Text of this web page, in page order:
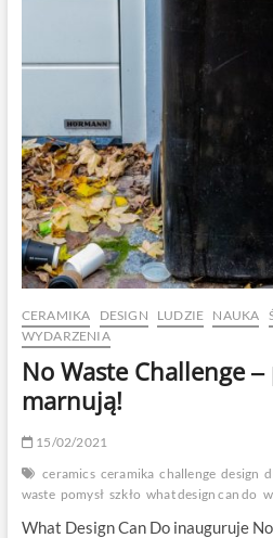
CERAMIKA DESIGN LUDZIE NAUKA
WYDARZENIA
No Waste Challenge
marnują!
15/02/2021
ceramics ceramika challenge design
waste pomysł szkło what design can do
What Design Can Do inauguruje